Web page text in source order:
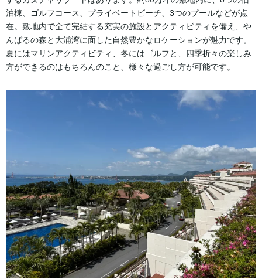
泊棟、ゴルフコース、プライベートビーチ、3つのプールなどが点
在。敷地内で全て完結する充実の施設とアクティビティを備え、や
んばるの森と大浦湾に面した自然豊かなロケーションが魅力です。
夏にはマリンアクティビティ、冬にはゴルフと、四季折々の楽しみ
方ができるのはもちろんのこと、様々な過ごし方が可能です。